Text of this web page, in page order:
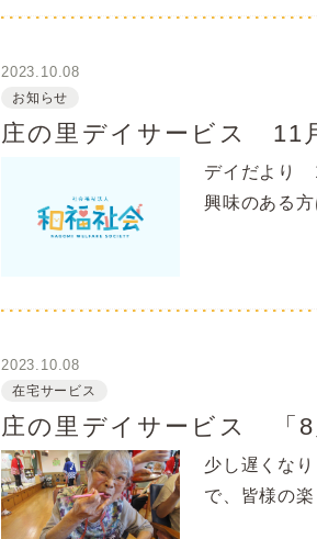
2023.10.08
お知らせ
庄の里デイサービス 11
デイだより
興味のあ
2023.10.08
在宅サービス
庄の里デイサービス 「8
少し遅くな
で、皆様の